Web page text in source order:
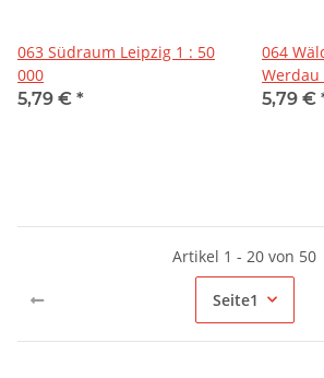
063 Südraum Leipzig 1 : 50
000
5,79 € *
064
5,79 €
Artikel 1 - 20 von 50
Seite1